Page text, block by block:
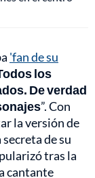
'fan de su
los
De verdad
”. Con
la versión de
de su
tras la
cantante